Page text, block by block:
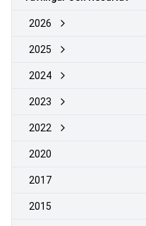
2026
2025
2024
2023
2022
2020
2017
2015